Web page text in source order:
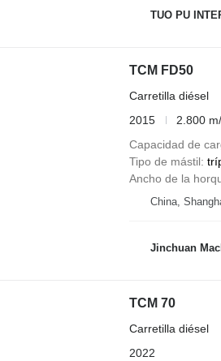
TUO PU
TCM FD50
Carretilla diésel
2015
2.800
Capacidad de
Tipo de mástil
Ancho de la
China,
Jinchuan
TCM 70
Carretilla diésel
2022